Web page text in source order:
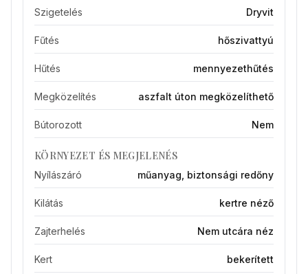
Szigetelés Dryvit
Fűtés hőszivattyú
Hűtés mennyezethűtés
Megközelítés aszfalt úton megközelíthető
Bútorozott Nem
KÖRNYEZET ÉS MEGJELENÉS
Nyílászáró műanyag, biztonsági redőny
Kilátás kertre néző
Zajterhelés Nem utcára néz
Kert bekerített